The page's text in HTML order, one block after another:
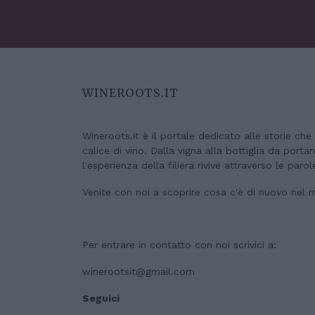
WINEROOTS.IT
Wineroots.it è il portale dedicato alle storie
calice di vino. Dalla vigna alla bottiglia da
l'esperienza della filiera rivive attraverso le
Venite con noi a scoprire cosa c'è di nuovo nel
Per entrare in contatto con noi scrivici a:
winerootsit@gmail.com
Seguici